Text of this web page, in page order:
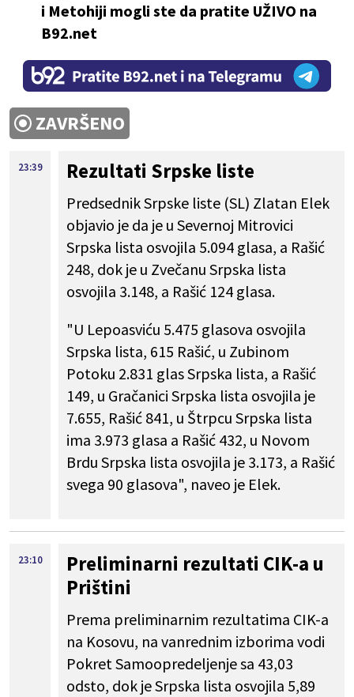
i Metohiji mogli ste da pratite UŽIVO na
B92.net
ZAVRŠENO
23:39 Rezultati Srpske liste
Predsednik Srpske liste (SL) Zlatan Elek
objavio je da je u Severnoj Mitrovici
Srpska lista osvojila 5.094 glasa, a Rašić
248, dok je u Zvečanu Srpska lista
osvojila 3.148, a Rašić 124 glasa.
"U ​Lepoasviću 5.475 glasova osvojila
Srpska lista, 615 Rašić, u Zubinom
Potoku 2.831 glas Srpska lista, a Rašić
149, u ​Gračanici Srpska lista osvojila je
7.655, Rašić 841, u Štrpcu Srpska lista
ima 3.973 glasa a Rašić 432, u ​Novom
Brdu Srpska lista osvojila je 3.173, a Rašić
svega 90 glasova", naveo je Elek.
23:10
Preliminarni rezultati CIK-a u
Prištini
Prema preliminarnim rezultatima CIK-a
na Kosovu, na vanrednim izborima vodi
Pokret Samoopredeljenje sa 43,03
odsto, dok je Srpska lista osvojila 5,89